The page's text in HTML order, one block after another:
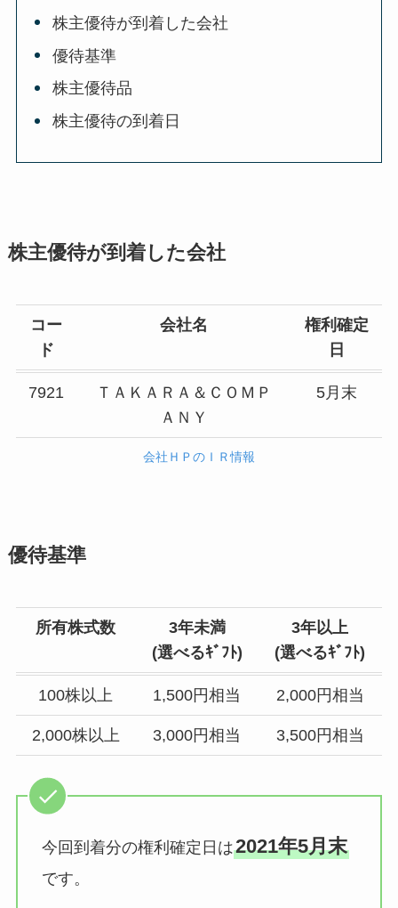
株主優待が到着した会社
優待基準
株主優待品
株主優待の到着日
株主優待が到着した会社
コー
ド
会社名
権利確定
日
7921
ＴＡＫＡＲＡ＆ＣＯＭＰ
ＡＮＹ
5月末
会社ＨＰのＩＲ情報
優待基準
所有株式数
3年未満
(選べるｷﾞﾌﾄ)
3年以上
(選べるｷﾞﾌﾄ)
100株以上 1,500円相当 2,000円相当
2,000株以上 3,000円相当 3,500円相当
今回到着分の権利確定日は2021年5月末
です。